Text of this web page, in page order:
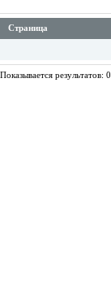
Страница
Показывается результатов: 0.